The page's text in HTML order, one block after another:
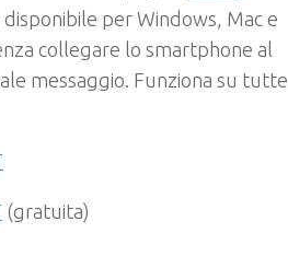
per Windows, Mac e
collegare lo smartphone al
messaggio. Funziona su tutte
(gratuita)